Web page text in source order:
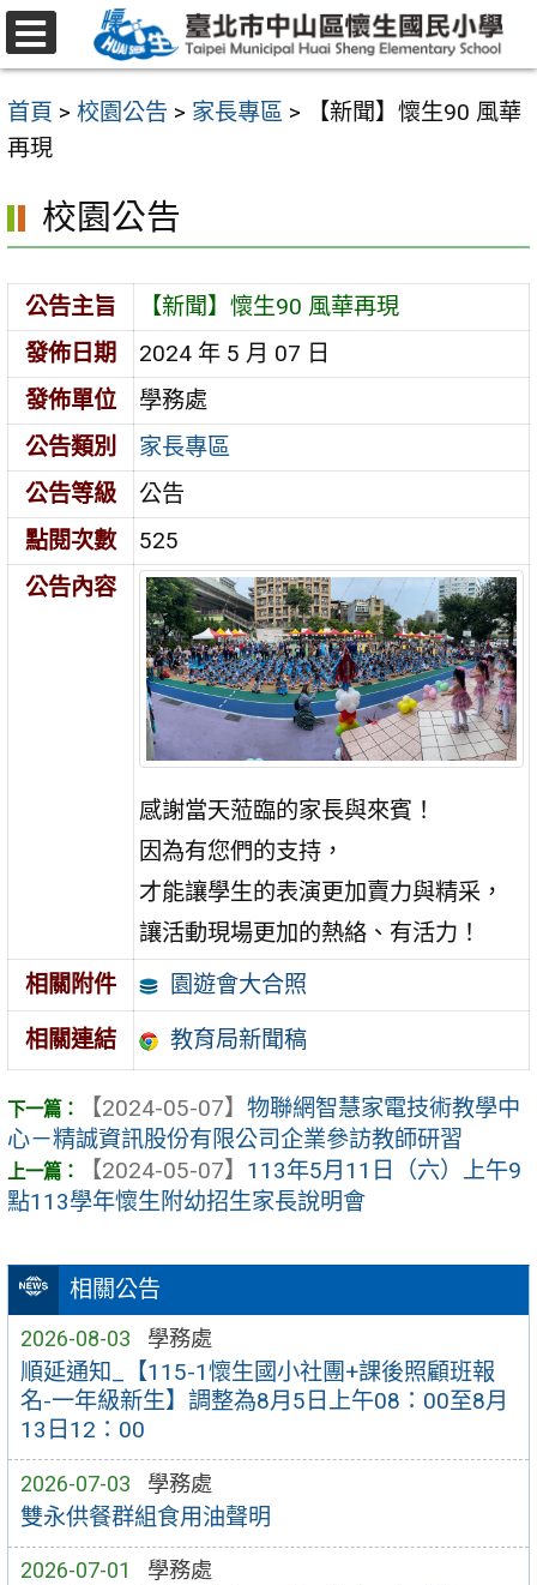
跳
至
要
內
區
首頁 > 校園公告 > 家長專區 >
【新聞】懷生90 風華
再現
相關公告
2026-08-03 學務處
順延通知_【115-1懷生國小社團+課後照顧班報
名-一年級新生】調整為8月5日上午08：00至8月
13日12：00
2026-07-03 學務處
雙永供餐群組食用油聲明
2026-07-01 學務處
校園公告
公告主旨
【新聞】懷生90 風華再現
發佈日期
2024 年 5 月 07 日
發佈單位
學務處
公告類別
家長專區
公告等級
公告
點閱次數
525
公告內容
感謝當天蒞臨的家長與來賓！
因為有您們的支持，
才能讓學生的表演更加賣力與精采，
讓活動現場更加的熱絡、有活力！
相關附件
園遊會大合照
相關連結 教育局新聞稿
【2024-05-07】 物聯網智慧家電技術教學中
心－精誠資訊股份有限公司企業參訪教師研習
【2024-05-07】 113年5月11日（六）上午9
點113學年懷生附幼招生家長說明會
選
單